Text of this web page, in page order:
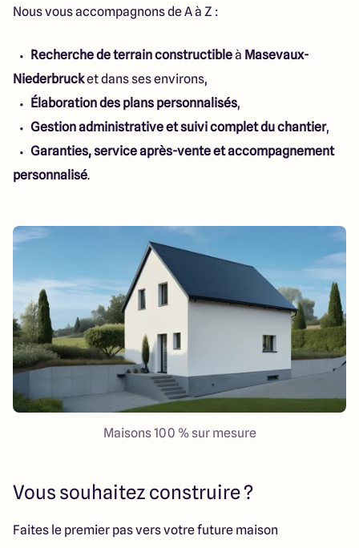
Nous vous accompagnons de A à Z :
Recherche de terrain constructibleà Masevaux-
Niederbrucket dans ses environs,
Élaboration des plans personnalisés,
Gestion administrative et suivi complet du chantier,
Garanties, service après-vente et accompagnement
personnalisé.
Maisons 100 % sur mesure
Vous souhaitez construire ?
Faites le premier pas vers votre future maison